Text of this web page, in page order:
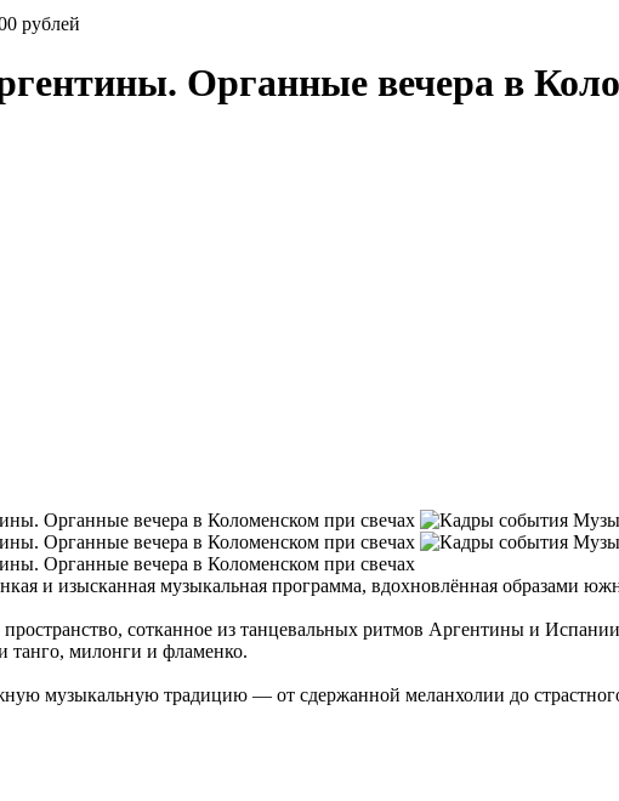
рублей
Органные вечера в
и изысканная музыкальная программа, вдохновлённая образами
сотканное из танцевальных ритмов Аргентины и
танго, милонги и фламенко.
музыкальную традицию — от сдержанной меланхолии до